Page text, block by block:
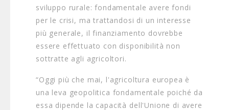
sviluppo rurale: fondamentale avere fondi
per le crisi, ma trattandosi di un interesse
più generale, il finanziamento dovrebbe
essere effettuato con disponibilità non
sottratte agli agricoltori.
“Oggi più che mai, l'agricoltura europea è
una leva geopolitica fondamentale poiché da
essa dipende la capacità dell'Unione di avere